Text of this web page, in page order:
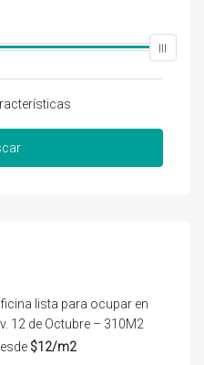
lista para ocupar en
12 de Octubre – 310M2
$12/m2